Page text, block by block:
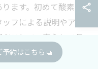
ます。初めて酸素カ
フによる説明やアド
ぶことで、安心して長
予約はこちら